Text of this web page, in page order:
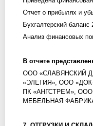
Отчет о прибылях и
Бухгалтерский баланс
Анализ финансовых
В отчете
ООО «СЛАВЯНСКИЙ
«ЭЛЕГИЯ», ООО
ПК «АНГСТРЕМ»,
МЕБЕЛЬНАЯ